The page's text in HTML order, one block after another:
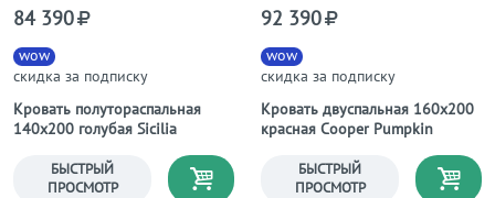
Кровать полутораспальная
140х200 голубая Sicilia
wow
скидка за подписку
84 390
БЫСТРЫЙ
ПРОСМОТР
Кровать двуспальная 160х200
красная Cooper Pumpkin
wow
скидка за подписку
92 390
БЫСТРЫЙ
ПРОСМОТР